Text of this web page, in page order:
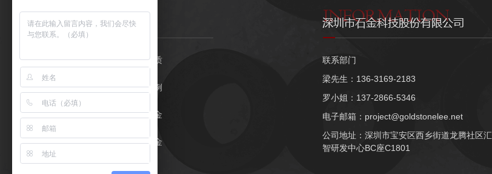
石金首页 荣誉资质
石墨制品 客户案例
产品中心 关于石金
应用领域 联系石金
联系部门
梁先生：136-3169-2183
罗小姐：137-2866-5346
电子邮箱：project@goldstonelee.net
公司地址：深圳市宝安区西乡街道龙腾社区汇
智研发中心BC座C1801